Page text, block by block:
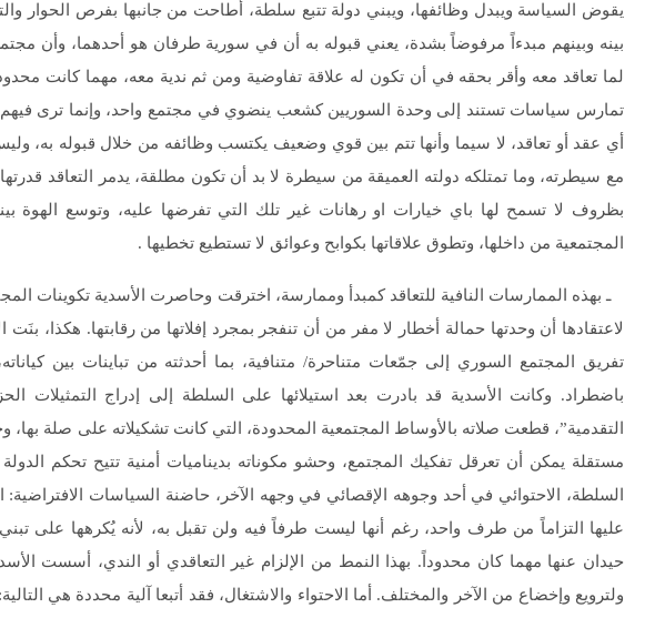
يقوض السياسة ويبدل وظائفها، ويبني دولة تتبع سلطة، أطاحت من جانبها بفرص الحوار
بينه وبينهم مبدءاً مرفوضاً بشدة، يعني قبوله به أن في سورية طرفان هو أحدهما، وأن
لما تعاقد معه وأقر بحقه في أن تكون له علاقة تفاوضية ومن ثم ندية معه، مهما كانت
تمارس سياسات تستند إلى وحدة السوريين كشعب ينضوي في مجتمع واحد، وإنما ترى فيهم
أي عقد أو تعاقد، لا سيما وأنها تتم بين قوي وضعيف يكتسب وظائفه من خلال قبوله به،
مع سيطرته، وما تمتلكه دولته العميقة من سيطرة لا بد أن تكون مطلقة، يدمر التعاقد
بظروف لا تسمح لها باي خيارات او رهانات غير تلك التي تفرضها عليه، وتوسع الهوة
المجتمعية من داخلها، وتطوق علاقاتها بكوابح وعوائق لا تستطيع تخطيها .
ـ بهذه الممارسات النافية للتعاقد كمبدأ وممارسة، اخترقت وحاصرت الأسدية تكوينات
لاعتقادها أن وحدتها حمالة أخطار لا مفر من أن تنفجر بمجرد إفلاتها من رقابتها. هكذا،
تفريق المجتمع السوري إلى جمّعات متناحرة/ متنافية، بما أحدثته من تباينات بين
باضطراد. وكانت الأسدية قد بادرت بعد استيلائها على السلطة إلى إدراج التمثيلات
التقدمية”، قطعت صلاته بالأوساط المجتمعية المحدودة، التي كانت تشكيلاته على صلة بها،
مستقلة يمكن أن تعرقل تفكيك المجتمع، وحشو مكوناته بديناميات أمنية تتيح تحكم
السلطة، الاحتوائي في أحد وجوهه الإقصائي في وجهه الآخر، حاضنة السياسات الافتراضية:
عليها التزاماً من طرف واحد، رغم أنها ليست طرفاً فيه ولن تقبل به، لأنه يُكرهها على
حيدان عنها مهما كان محدوداً. بهذا النمط من الإلزام غير التعاقدي أو الندي، أسست
ولترويع وإخضاع من الآخر والمختلف. أما الاحتواء والاشتغال، فقد أتبعا آلية محددة هي